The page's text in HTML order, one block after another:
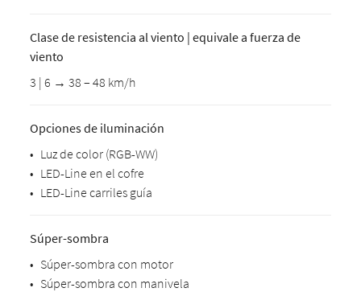
Clase de resistencia al viento | equivale a fuerza de
viento
3 | 6 → 38 – 48 km/h
Opciones de iluminación
• Luz de color (RGB-WW)
• LED-Line en el cofre
• LED-Line carriles guía
Súper-sombra
• Súper-sombra con motor
• Súper-sombra con manivela